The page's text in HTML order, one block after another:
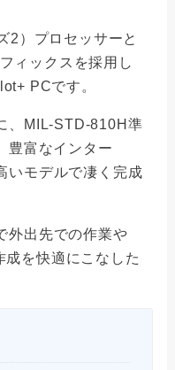
2）プロセッサーと
ィックスを採用し
PCです。
、MIL-STD-810H準
豊富なインター
いモデルで凄く完成
外出先での作業や
を快適にこなした